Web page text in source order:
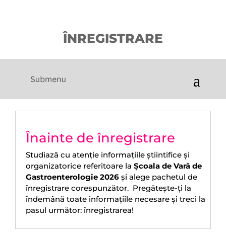
ÎNREGISTRARE
Înainte de înregistrare
Studiază cu atenție informațiile ştiintifice şi
organizatorice referitoare la Școala de Vară de
Gastroenterologie 2026 şi alege pachetul de
ȋnregistrare corespunzător. Pregăteşte-ți la
ȋndemână toate informațiile necesare şi treci la
pasul următor: ȋnregistrarea!